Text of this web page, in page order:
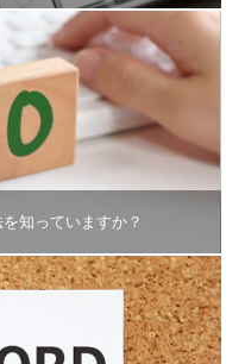
知っていますか？